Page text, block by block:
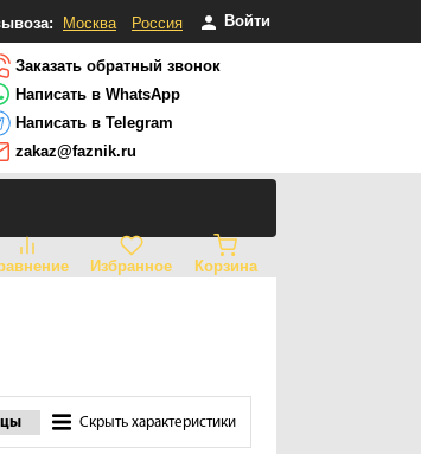
Москва Россия Войти
Заказать обратный звонок
Написать в WhatsApp
Написать в Telegram
zakaz@faznik.ru
Избранное Корзина
Скрыть характеристики